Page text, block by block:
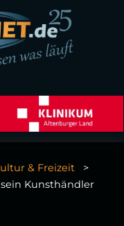
& Freizeit
Kunsthändler